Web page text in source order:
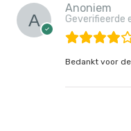
Anoniem
Geverifieerde
Bedankt voor